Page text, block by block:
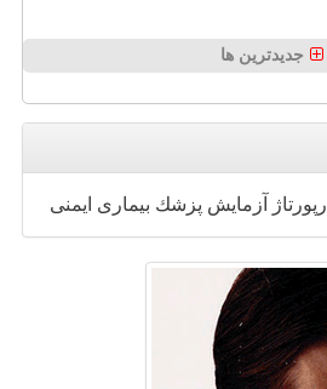
جدیدترین ها
رپورتاژ آزمایش پزشك بیماری ایمنی